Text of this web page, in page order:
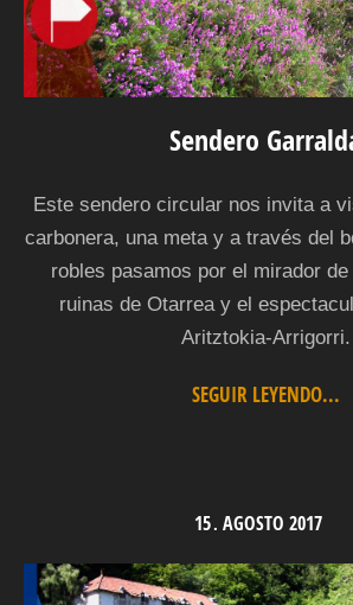
Sendero
Este sendero circular nos invita a
carbonera, una meta y a través del
robles pasamos por el mirador
ruinas de Otarrea y el
Aritztokia-Arrigorri.
SEGUIR LEYENDO...
15. AGOSTO 2017